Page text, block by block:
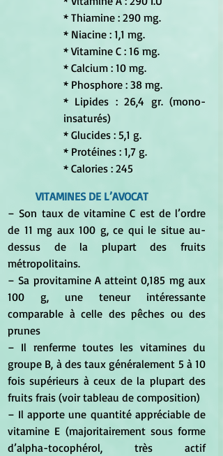
* Thiamine : 290 mg.
* Niacine : 1,1 mg.
* Vitamine C : 16 mg.
* Calcium : 10 mg.
* Phosphore : 38 mg.
* Lipides : 26,4 gr. (mono-
insaturés)
* Glucides : 5,1 g.
* Protéines : 1,7 g.
* Calories : 245
VITAMINES DE L’AVOCAT
– Son taux de vitamine C est de l’ordre
de 11 mg aux 100 g, ce qui le situe au-
dessus de la plupart des fruits
métropolitains.
– Sa provitamine A atteint 0,185 mg aux
100 g, une teneur intéressante
comparable à celle des pêches ou des
prunes
– Il renferme toutes les vitamines du
groupe B, à des taux généralement 5 à 10
fois supérieurs à ceux de la plupart des
fruits frais (voir tableau de composition)
– Il apporte une quantité appréciable de
vitamine E (majoritairement sous forme
d’alpha-tocophérol, très actif